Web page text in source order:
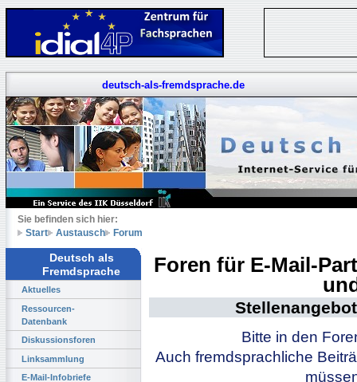
deutsch-als-fremdsprache.de
Sie befinden sich hier:
Start
Austausch Forum
Deutsch als
Fremdsprache
Aktuelles
Ressourcen-
Datenbank
Diskussionsforen
Linksammlung
E-Mail-Infobriefe
Foren für E-Mail-
Bitte in den
Auch fremdsprachliche